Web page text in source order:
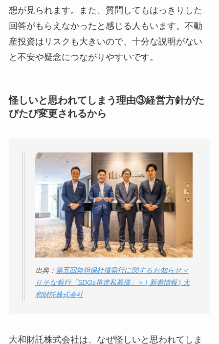
想が見られます。また、質問してもはっきりした
回答がもらえなかったと感じる人もいます。不動
産投資はリスクも大きいので、十分な説明がない
と不安や疑念につながりやすいです。
怪しいと思われてしまう理由③経営方針がた
びたび変更されるから
出典： 第五回無担保社債発行に関するお知らせ​＜
りそな銀行「SDGs推進私募債」＞ | 新着情報 | 大
和財託株式会社
大和財託株式会社は、なぜ怪しいと思われてしま